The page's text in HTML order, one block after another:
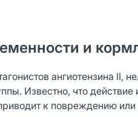
и
ангиотензина II,
Известно, что
к повреждению